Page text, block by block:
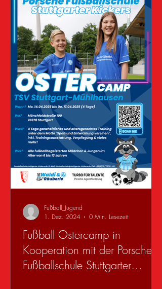
Übungen, vielen Ballkontakten,
spielnahen Situationen und jeder Menge
Spaß. Im Anschluss lernten unsere Trainer
die vielseitigen Möglichkeiten der
Advance.Footba
Fußball Ostercamp in
Kooperation mit der Porsche
Fußballschule Stuttgarter
Fußball_Jugend
1. Dez. 2024
0 Min. Lesezeit